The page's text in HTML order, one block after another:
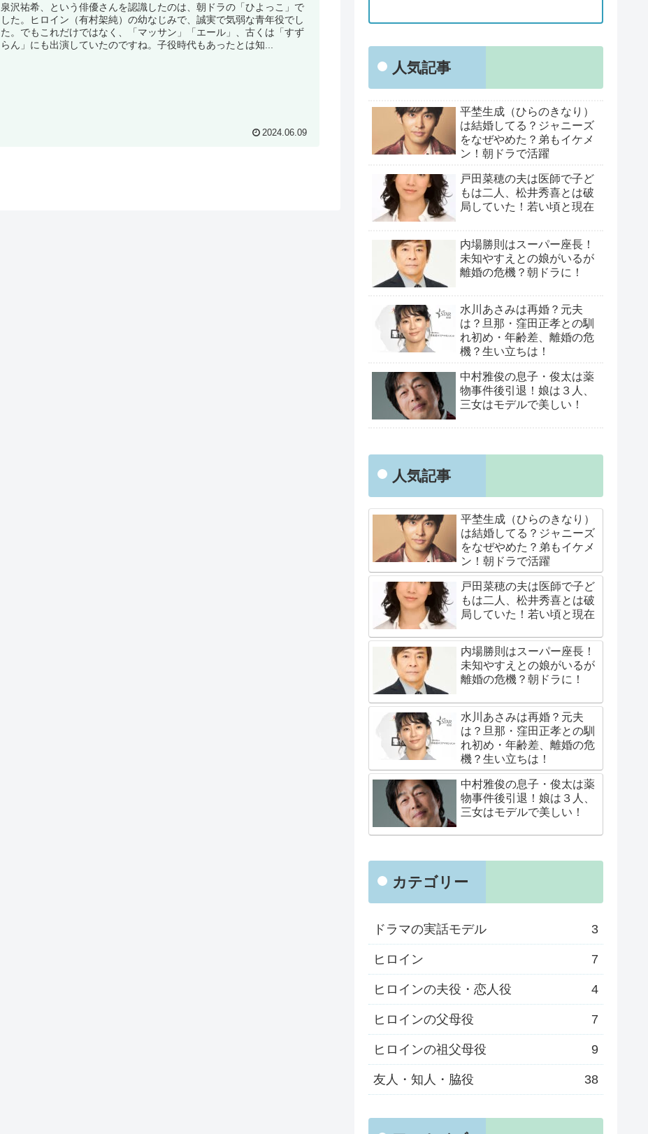
泉沢祐希、という俳優さんを認識したのは、朝ドラの「ひよっこ」で
した。ヒロイン（有村架純）の幼なじみで、誠実で気弱な青年役でし
た。でもこれだけではなく、「マッサン」「エール」、古くは「すず
らん」にも出演していたのですね。子役時代もあったとは知...
2024.06.09
人気記事
平埜生成（ひらのきなり）
は結婚してる？ジャニーズ
をなぜやめた？弟もイケメ
ン！朝ドラで活躍
戸田菜穂の夫は医師で子ど
もは二人、松井秀喜とは破
局していた！若い頃と現在
内場勝則はスーパー座長！
未知やすえとの娘がいるが
離婚の危機？朝ドラに！
水川あさみは再婚？元夫
は？旦那・窪田正孝との馴
れ初め・年齢差、離婚の危
機？生い立ちは！
中村雅俊の息子・俊太は薬
物事件後引退！娘は３人、
三女はモデルで美しい！
人気記事
平埜生成（ひらのきなり）
は結婚してる？ジャニーズ
をなぜやめた？弟もイケメ
ン！朝ドラで活躍
戸田菜穂の夫は医師で子ど
もは二人、松井秀喜とは破
局していた！若い頃と現在
内場勝則はスーパー座長！
未知やすえとの娘がいるが
離婚の危機？朝ドラに！
水川あさみは再婚？元夫
は？旦那・窪田正孝との馴
れ初め・年齢差、離婚の危
機？生い立ちは！
中村雅俊の息子・俊太は薬
物事件後引退！娘は３人、
三女はモデルで美しい！
カテゴリー
ドラマの実話モデル 3
ヒロイン 7
ヒロインの夫役・恋人役 4
ヒロインの父母役 7
ヒロインの祖父母役 9
友人・知人・脇役 38